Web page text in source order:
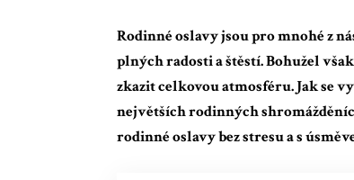
Rodinné oslavy jsou pro mnohé z
plných radosti a štěstí. Bohužel
zkazit celkovou atmosféru. Jak se
největších rodinných
rodinné oslavy bez stresu a s